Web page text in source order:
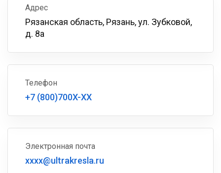
Адрес
Рязанская область, Рязань, ул. Зубковой,
д. 8а
Телефон
+7 (800)700X-XX
Электронная почта
xxxx@ultrakresla.ru